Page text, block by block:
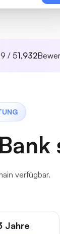
/ 51,932
verfügbar.
Jahre